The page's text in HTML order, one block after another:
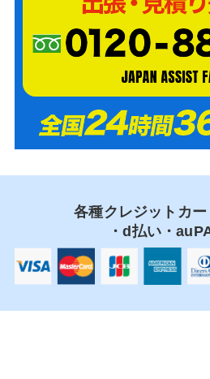
各種クレジットカ
・d払い・